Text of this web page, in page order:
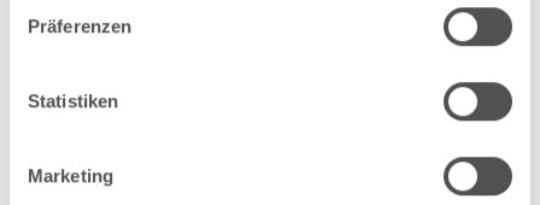
Präferenzen
Statistiken
Marketing
Fragen? Wir helfen Ihnen gerne weiter:
Anfrageformular
Produktbeschreibung